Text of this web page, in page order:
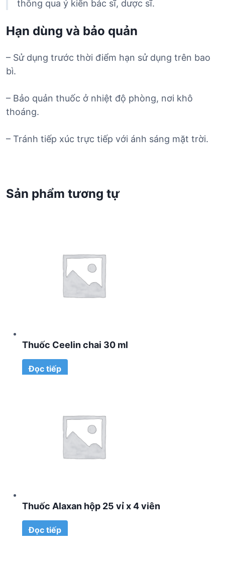
thông qua ý kiến bác sĩ, dược sĩ.
Hạn dùng và bảo quản
– Sử dụng trước thời điểm hạn sử dụng trên bao
bì.
– Bảo quản thuốc ở nhiệt độ phòng, nơi khô
thoáng.
– Tránh tiếp xúc trực tiếp với ánh sáng mặt trời.
Sản phẩm tương tự
Thuốc Ceelin chai 30 ml
Đọc tiếp
Thuốc Alaxan hộp 25 vỉ x 4 viên
Đọc tiếp